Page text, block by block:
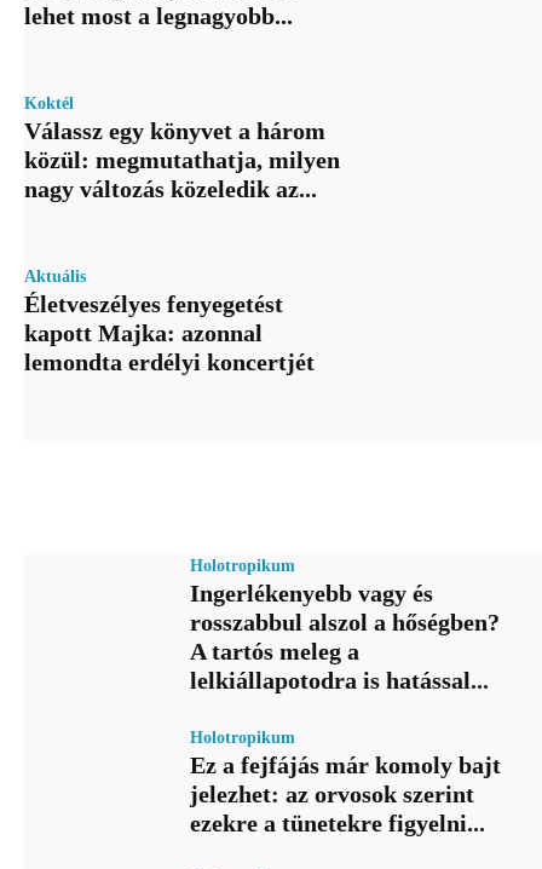
lehet most a legnagyobb...
Koktél
Válassz egy könyvet a három
közül: megmutathatja, milyen
nagy változás közeledik az...
Aktuális
Életveszélyes fenyegetést
kapott Majka: azonnal
lemondta erdélyi koncertjét
Holotropikum
Ingerlékenyebb vagy és
rosszabbul alszol a hőségben?
A tartós meleg a
lelkiállapotodra is hatással...
Holotropikum
Ez a fejfájás már komoly bajt
jelezhet: az orvosok szerint
ezekre a tünetekre figyelni...